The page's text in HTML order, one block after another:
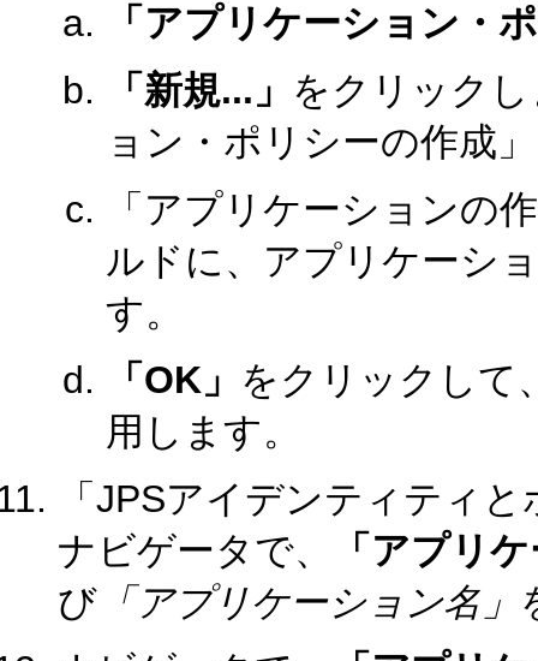
「アプリケーション・
「新規...」 をクリック
ョン・ポリシーの作成
「アプリケーションの
ルドに、アプリケーシ
す。
「OK」 をクリックして
用します。
「JPSアイデンティティ
ナビゲータで、
「アプリ
び 「アプリケーション名」